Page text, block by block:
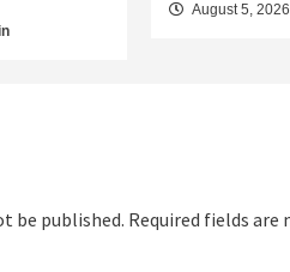
August 5, 2026
be published. Required fields are